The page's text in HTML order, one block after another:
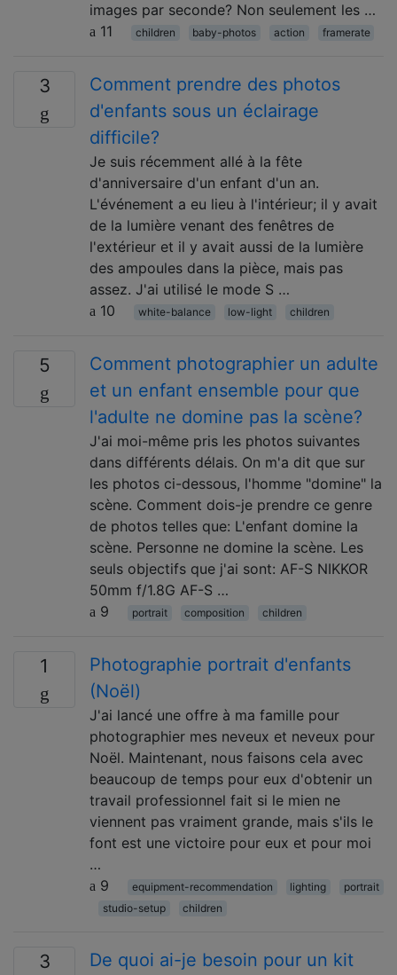
images par seconde? Non seulement les …
11
children baby-photos action framerate
3
Comment prendre des photos
d'enfants sous un éclairage
difficile?
Je suis récemment allé à la fête
d'anniversaire d'un enfant d'un an.
L'événement a eu lieu à l'intérieur; il y avait
de la lumière venant des fenêtres de
l'extérieur et il y avait aussi de la lumière
des ampoules dans la pièce, mais pas
assez. J'ai utilisé le mode S …
10
white-balance low-light children
5
Comment photographier un adulte
et un enfant ensemble pour que
l'adulte ne domine pas la scène?
J'ai moi-même pris les photos suivantes
dans différents délais. On m'a dit que sur
les photos ci-dessous, l'homme "domine" la
scène. Comment dois-je prendre ce genre
de photos telles que: L'enfant domine la
scène. Personne ne domine la scène. Les
seuls objectifs que j'ai sont: AF-S NIKKOR
50mm f/1.8G AF-S …
9
portrait composition children
1
Photographie portrait d'enfants
(Noël)
J'ai lancé une offre à ma famille pour
photographier mes neveux et neveux pour
Noël. Maintenant, nous faisons cela avec
beaucoup de temps pour eux d'obtenir un
travail professionnel fait si le mien ne
viennent pas vraiment grande, mais s'ils le
font est une victoire pour eux et pour moi
…
9
equipment-recommendation lighting
portrait
studio-setup
children
3
De quoi ai-je besoin pour un kit